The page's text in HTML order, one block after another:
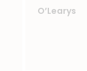
O’Learys